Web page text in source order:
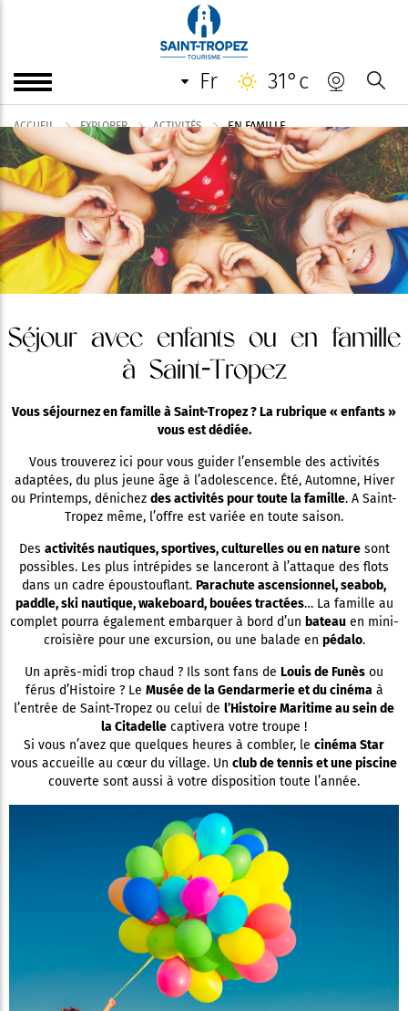
fr 31°c
ACCUEIL EXPLORER ACTIVITÉS EN FAMILLE
Séjour avec enfants ou en famille
à Saint-Tropez
Vous séjournez en famille à Saint-Tropez ? La rubrique « enfants »
vous est dédiée.
Vous trouverez ici pour vous guider l’ensemble des activités
adaptées, du plus jeune âge à l’adolescence. Été, Automne, Hiver
ou Printemps, dénichez des activités pour toute la famille. A Saint-
Tropez même, l’offre est variée en toute saison.
Des activités nautiques, sportives, culturelles ou en naturesont
possibles. Les plus intrépides se lanceront à l’attaque des flots
dans un cadre époustouflant. Parachute ascensionnel, seabob,
paddle, ski nautique, wakeboard, bouées tractées… La famille au
complet pourra également embarquer à bord d’un bateauen mini-
croisière pour une excursion, ou une balade en pédalo.
Un après-midi trop chaud ? Ils sont fans de Louis de Funès ou
férus d’Histoire ? Le Musée de la Gendarmerie et du cinémaà
l’entrée de Saint-Tropez ou celui de l’Histoire Maritime au sein de
la Citadelle captivera votre troupe !
Si vous n’avez que quelques heures à combler, le cinéma Star
vous accueille au cœur du village. Un club de tennis et une piscine
couverte sont aussi à votre disposition toute l’année.